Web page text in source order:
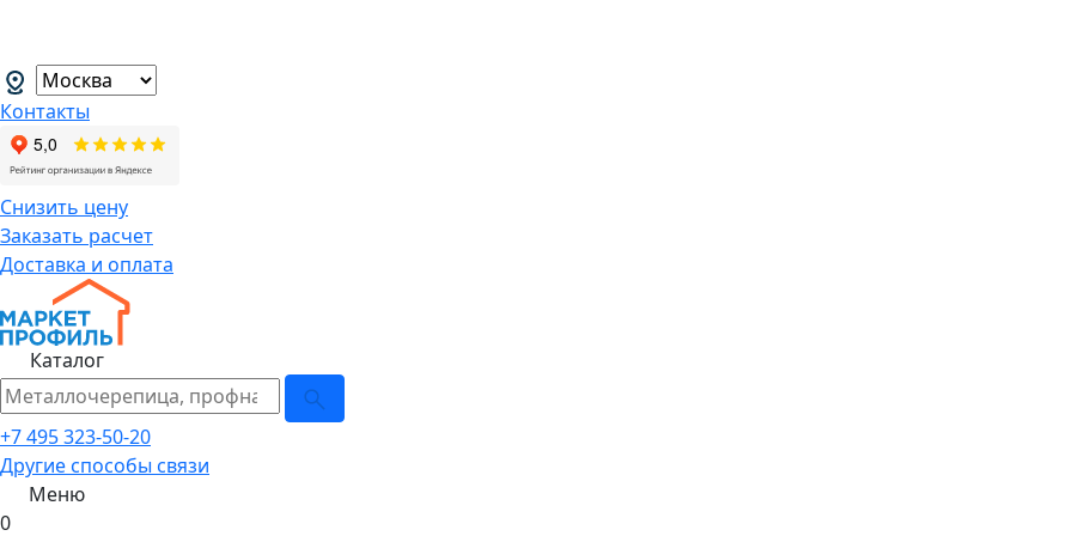
Контакты
Снизить цену
Заказать расчет
Доставка и оплата
Каталог
+7 495 323-50-20
Другие способы связи
Меню
0